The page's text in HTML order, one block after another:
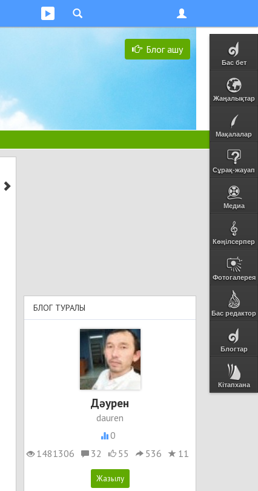
Бас бет
Жаңалықтар
Мақалалар
Сұрақ-жауап
Медиа
Көңілсерпер
Фотогалерея
Бас редактор
Блогтар
Кітапхана
Блог ашу
БЛОГ ТУРАЛЫ
Дәурен
dauren
0
1481306
32 55 536 11